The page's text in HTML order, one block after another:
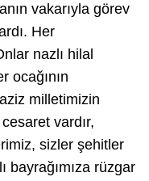
vakarıyla görev
Her
nazlı hilal
ocağının
milletimizin
vardır,
sizler şehitler
bayrağımıza rüzgar